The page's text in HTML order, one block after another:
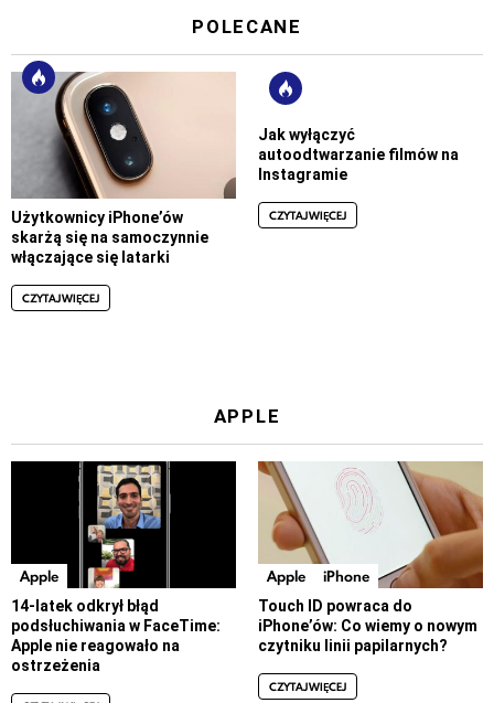
POLECANE
Użytkownicy iPhone’ów
skarżą się na samoczynnie
włączające się latarki
CZYTAJ WIĘCEJ
Jak wyłączyć
autoodtwarzanie filmów na
Instagramie
CZYTAJ WIĘCEJ
APPLE
Apple
14-latek odkrył błąd
podsłuchiwania w FaceTime:
Apple nie reagowało na
ostrzeżenia
Apple iPhone
Touch ID powraca do
iPhone’ów: Co wiemy o nowym
czytniku linii papilarnych?
CZYTAJ WIĘCEJ